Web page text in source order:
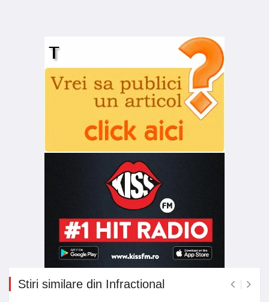
Stiri similare din Infractional